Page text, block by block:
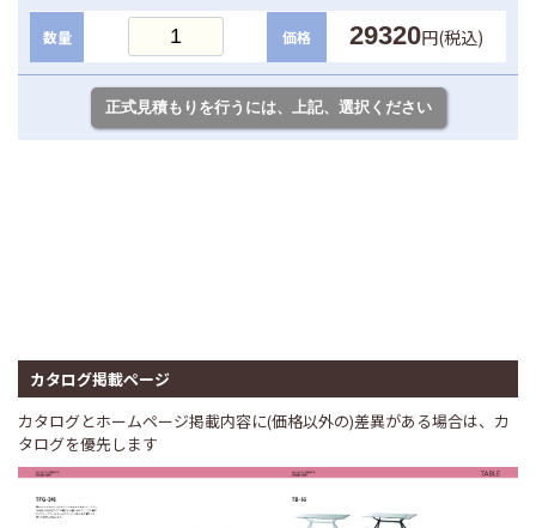
数量 価格 29320円(税込)
カタログ掲載ページ
カタログとホームページ掲載内容に(価格以外の)差異がある場合は、カ
タログを優先します